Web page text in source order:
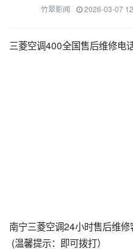
竹翠影闻 2026-03-07
三菱空调400全国售后维修电
南宁三菱空调24小时售后维
(温馨提示：即可拨打）